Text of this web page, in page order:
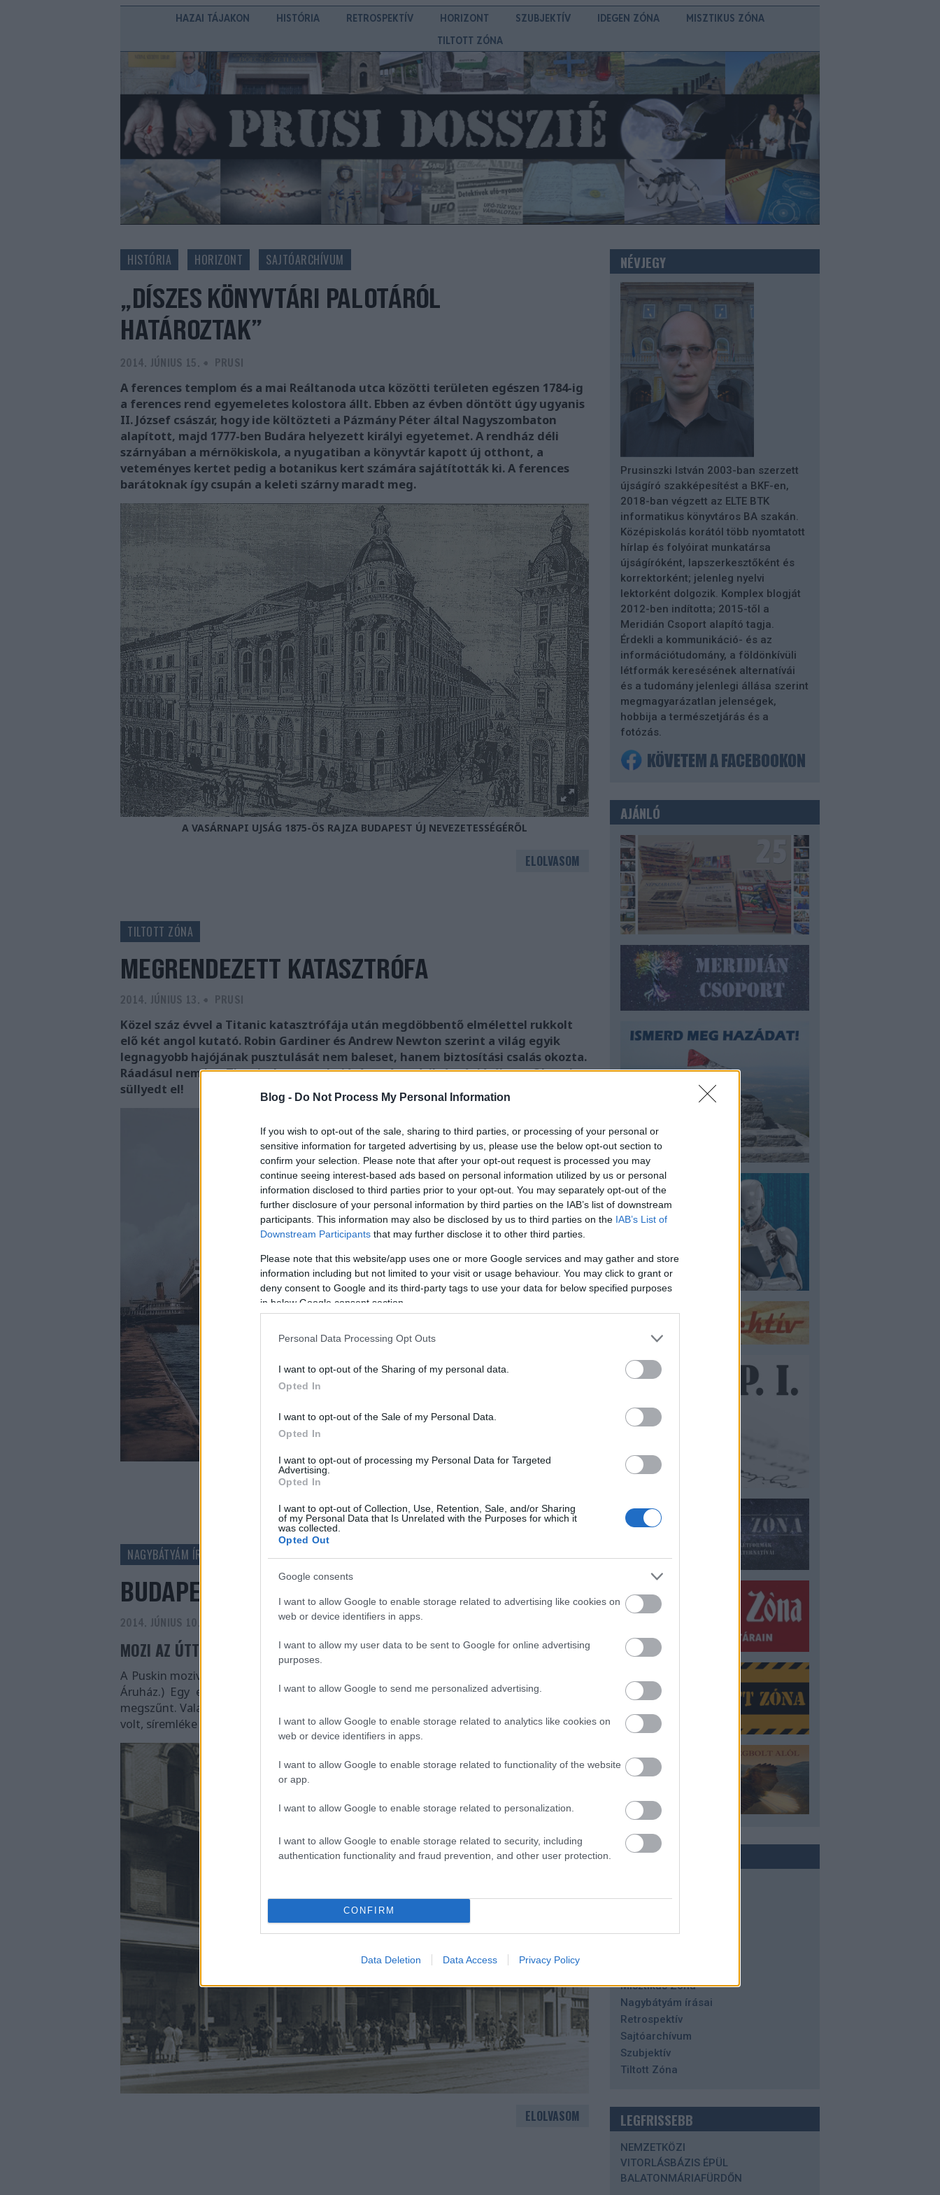
Blog - Do Not Process My Personal Information
If you wish to opt-out of the sale, sharing to third parties, or processing of your personal or
sensitive information for targeted advertising by us, please use the below opt-out section to
confirm your selection. Please note that after your opt-out request is processed you may
continue seeing interest-based ads based on personal information utilized by us or personal
information disclosed to third parties prior to your opt-out. You may separately opt-out of the
further disclosure of your personal information by third parties on the IAB’s list of downstream
participants. This information may also be disclosed by us to third parties on the IAB’s List of
Downstream Participants that may further disclose it to other third parties.
Please note that this website/app uses one or more Google services and may gather and store
information including but not limited to your visit or usage behaviour. You may click to grant or
deny consent to Google and its third-party tags to use your data for below specified purposes
in below Google consent section.
Personal Data Processing Opt Outs
I want to opt-out of the Sharing of my personal data.
Opted In
I want to opt-out of the Sale of my Personal Data.
Opted In
I want to opt-out of processing my Personal Data for Targeted
Advertising.
Opted In
I want to opt-out of Collection, Use, Retention, Sale, and/or Sharing
of my Personal Data that Is Unrelated with the Purposes for which it
was collected.
Opted Out
Google consents
I want to allow Google to enable storage related to advertising like cookies on
web or device identifiers in apps.
I want to allow my user data to be sent to Google for online advertising
purposes.
I want to allow Google to send me personalized advertising.
I want to allow Google to enable storage related to analytics like cookies on
web or device identifiers in apps.
I want to allow Google to enable storage related to functionality of the website
or app.
I want to allow Google to enable storage related to personalization.
I want to allow Google to enable storage related to security, including
authentication functionality and fraud prevention, and other user protection.
CONFIRM
Data Deletion Data Access Privacy Policy
HAZAI TÁJAKON HISTÓRIA RETROSPEKTÍV HORIZONT SZUBJEKTÍV IDEGEN ZÓNA
MISZTIKUS ZÓNA
TILTOTT ZÓNA
„DÍSZES KÖNYVTÁRI PALOTÁRÓL
HATÁROZTAK”
2014. JÚNIUS 15. - PRUSI
A ferences templom és a mai Reáltanoda utca közötti területen egészen 1784-ig
a ferences rend egyemeletes kolostora állt. Ebben az évben döntött úgy ugyanis
II. József császár, hogy ide költözteti a Pázmány Péter által Nagyszombaton
alapított, majd 1777-ben Budára helyezett királyi egyetemet. A rendház déli
szárnyában a mérnökiskola, a nyugatiban a könyvtár kapott új otthont, a
veteményes kertet pedig a botanikus kert számára sajátították ki. A ferences
barátoknak így csupán a keleti szárny maradt meg.
A VASÁRNAPI UJSÁG 1875-ÖS RAJZA BUDAPEST ÚJ NEVEZETESSÉGÉRŐL
ELOLVASOM
HISTÓRIA HORIZONT SAJTÓARCHÍVUM
MEGRENDEZETT KATASZTRÓFA
2014. JÚNIUS 13. - PRUSI
Közel száz évvel a Titanic katasztrófája után megdöbbentő elmélettel rukkolt
elő két angol kutató. Robin Gardiner és Andrew Newton szerint a világ egyik
legnagyobb hajójának pusztulását nem baleset, hanem biztosítási csalás okozta.
Ráadásul nem is a Titanic, hanem a hajótársaság másik óceánjárója, az Olympic
süllyedt el!
TILTOTT ZÓNA
BUDAPESTI FORGÁCSOK IX.
2014. JÚNIUS 10.
MOZI AZ ÚTTÖRŐ ÁRUHÁZBAN
A Puskin mozival szemben volt az Úttörő Áruház. (Hivatalosan Úttörő és Ifjúsági Állami
Áruház.) Egy elhanyagolt része (földszinti üres kirakat) most is megvan, egyébként
megszűnt. Valamikor Nagykovácsi Áruháznak hívták, tulajdonosa Nagykovácsy Milenkó
volt, síremléke a Farkasréti temetőben található.
ELOLVASOM
NAGYBÁTYÁM ÍRÁSAI
NÉVJEGY
Prusinszki István 2003-ban szerzett
újságíró szakképesítést a BKF-en,
2018-ban végzett az ELTE BTK
informatikus könyvtáros BA szakán.
Középiskolás korától több nyomtatott
hírlap és folyóirat munkatársa
újságíróként, lapszerkesztőként és
korrektorként; jelenleg nyelvi
lektorként dolgozik. Komplex blogját
2012-ben indította; 2015-től a
Meridián Csoport alapító tagja.
Érdekli a kommunikáció- és az
információtudomány, a földönkívüli
létformák keresésének alternatívái
és a tudomány jelenlegi állása szerint
megmagyarázatlan jelenségek,
hobbija a természetjárás és a
fotózás.
AJÁNLÓ
ROVATOK
Hazai tájakon
Horizont
Misztikus Zóna
Nagybátyám írásai
Retrospektív
Sajtóarchívum
Szubjektív
Tiltott Zóna
LEGFRISSEBB
NEMZETKÖZI
VITORLÁSBÁZIS ÉPÜL
BALATONMÁRIAFÜRDŐN